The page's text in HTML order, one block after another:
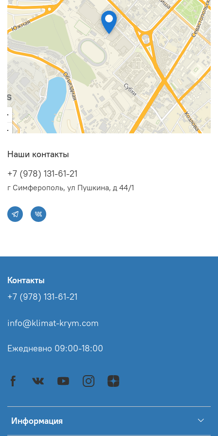
Наши контакты
+7 (978) 131-61-21
г Симферополь, ул Пушкина, д 44/1
Информация
Контакты
+7 (978) 131-61-21
info@klimat-krym.com
Ежедневно 09:00-18:00